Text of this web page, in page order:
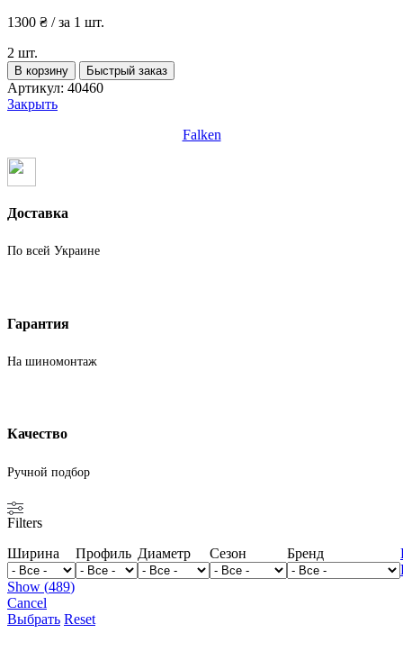
1300 ₴ / за 1 шт.
2 шт.
Количество
товара
Шины
R17
В корзину Быстрый заказ
Артикул: 40460
Закрыть
Falken
Доставка
По всей Украине
Гарантия
На шиномонтаж
Качество
Ручной подбор
Filters
Ширина
Профиль Диаметр Сезон Бренд
Show (489)
Cancel
Выбрать Reset